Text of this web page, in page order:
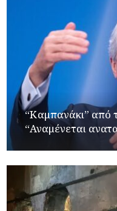
“Καμπανάκι” από
“Αναμένεται